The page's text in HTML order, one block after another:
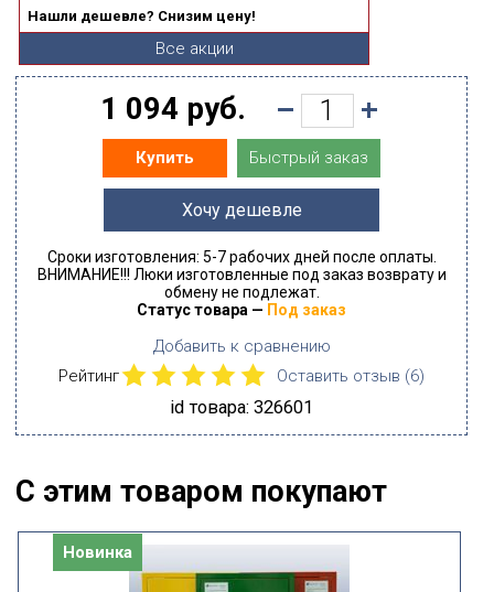
Нашли дешевле? Снизим цену!
Все акции
1 094 руб.
Купить Быстрый заказ
Хочу дешевле
Сроки изготовления: 5-7 рабочих дней после оплаты.
ВНИМАНИЕ!!! Люки изготовленные под заказ возврату и
обмену не подлежат.
Статус товара — Под заказ
Добавить к сравнению
Рейтинг
Оставить отзыв (6)
id товара: 326601
С этим товаром покупают
Новинка